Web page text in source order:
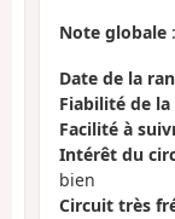
Note globale :
Date de la
Fiabilité de
Facilité à
Intérêt du
bien
Circuit très